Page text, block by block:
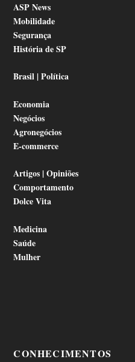
ASP News
Mobilidade
Segurança
História de SP
Brasil | Política
Economia
Negócios
Agronegócios
E-commerce
Artigos | Opiniões
Comportamento
Dolce Vita
Medicina
Saúde
Mulher
CONHECIMENTOS